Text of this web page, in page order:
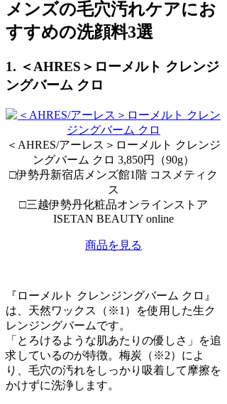
メンズの毛穴汚れケアにお
すすめの洗顔料3選
1. ＜AHRES＞ローメルト クレンジ
ングバーム クロ
＜AHRES/アーレス＞ローメルト クレンジ
ングバーム クロ 3,850円（90g）
□伊勢丹新宿店メンズ館1階 コスメティク
ス
□三越伊勢丹化粧品オンラインストア
ISETAN BEAUTY online
商品を見る
『ローメルト クレンジングバーム クロ』
は、天然ワックス（※1）を使用した生ク
レンジングバームです。
「とろけるような肌あたりの優しさ」を追
求しているのが特徴。梅炭（※2）によ
り、毛穴の汚れをしっかり吸着して摩擦を
かけずに洗浄します。